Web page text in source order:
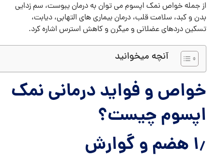
از جمله خواص نمک اپسوم می توان به درمان یبوست، سم زدایی
بدن و کبد، سلامت قلب، درمان بیماری های التهابی، دیابت،
تسکین دردهای عضلانی و میگرن و کاهش استرس اشاره کرد.
آنچه میخوانید
خواص و فواید درمانی نمک
اپسوم چیست؟
۱٫ هضم و گوارش